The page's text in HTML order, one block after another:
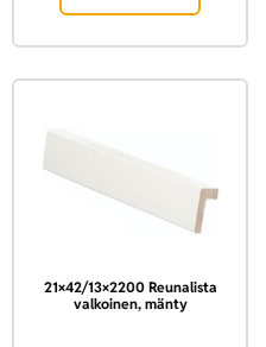
21×42/13×2200 Reunalista
valkoinen, mänty